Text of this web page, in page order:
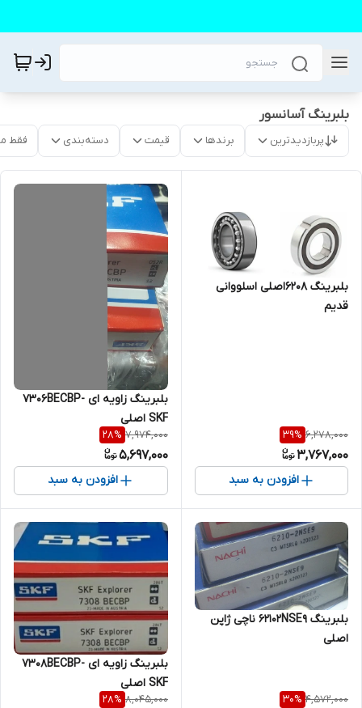
بلبرینگ آسانسور
پربازدیدترین برندها قیمت دسته‌بندی فقط
بلبرینگ ۶۲۰۸اصلی اسلووانی
قدیم
6,278,000
39%
3,767,000
افزودن به سبد
بلبرینگ زاویه ای ۷۳۰۶BECBP-
SKF اصلی
7,974,000
28%
5,697,000
افزودن به سبد
بلبرینگ 62102NSE9 ناچی ژاپن
اصلی
4,572,000
30%
بلبرینگ زاویه ای ۷۳۰۸BECBP-
SKF اصلی
8,045,000
28%